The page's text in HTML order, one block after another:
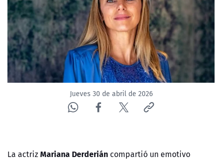
ACTUALIDAD Y TENDENCIAS
CORPORATIVO Y TRANSPARENCIA
CANAL DE DENUNCIAS
ÁREA DE PROYECTOS
Jueves 30 de abril de 2026
La actrizMariana Derderián compartió un emotivo